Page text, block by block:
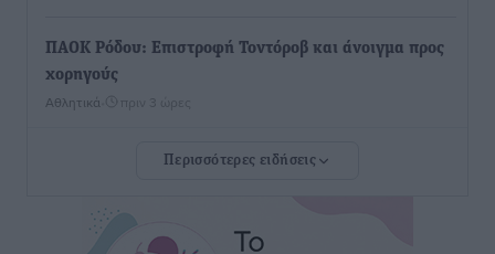
ΠΑΟΚ Ρόδου: Επιστροφή Τοντόροβ και άνοιγμα προς
χορηγούς
Αθλητικά πριν 3 ώρες
Rhodes Beyond Summer – Εκεί που το καλοκαίρι
Τοπικές Ειδήσεις
Περισσότερες ειδήσεις